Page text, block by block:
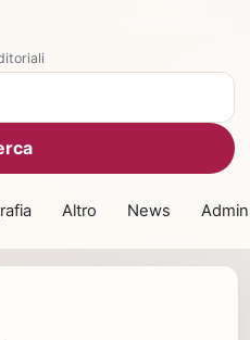
Altro News Admin